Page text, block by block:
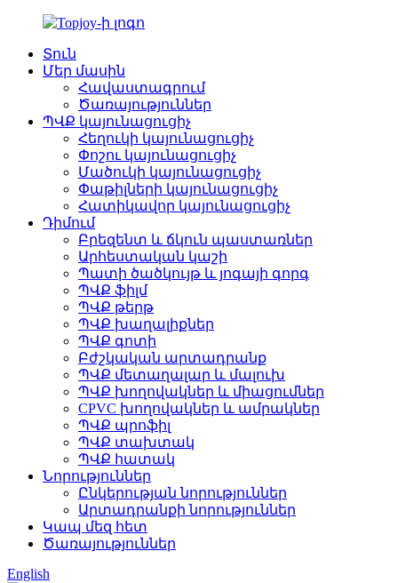
Տուն
Մեր մասին
Հավաստագրում
Ծառայություններ
ՊՎՔ կայունացուցիչ
Հեղուկի կայունացուցիչ
Փոշու կայունացուցիչ
Մածուկի կայունացուցիչ
Փաթիլների կայունացուցիչ
Հատիկավոր կայունացուցիչ
Դիմում
Բրեզենտ և ճկուն պաստառներ
Արհեստական ​​կաշի
Պատի ծածկույթ և յոգայի գորգ
ՊՎՔ ֆիլմ
ՊՎՔ թերթ
ՊՎՔ խաղալիքներ
ՊՎՔ գոտի
Բժշկական արտադրանք
ՊՎՔ մետաղալար և մալուխ
ՊՎՔ խողովակներ և միացումներ
CPVC խողովակներ և ամրակներ
ՊՎՔ պրոֆիլ
ՊՎՔ տախտակ
ՊՎՔ հատակ
Նորություններ
Ընկերության նորություններ
Արտադրանքի նորություններ
Կապ մեզ հետ
Ծառայություններ
English